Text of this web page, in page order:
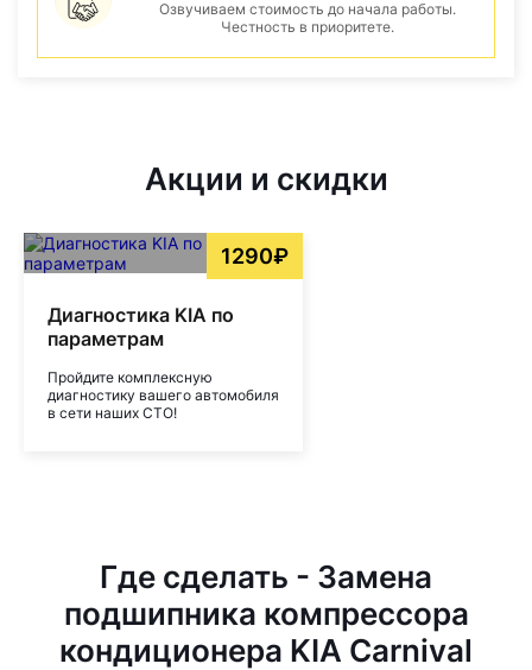
Озвучиваем стоимость до начала работы.
Честность в приоритете.
Акции и скидки
1290₽
Диагностика KIA по
параметрам
Пройдите комплексную
диагностику вашего автомобиля
в сети наших СТО!
Где сделать - Замена
подшипника компрессора
кондиционера KIA Carnival